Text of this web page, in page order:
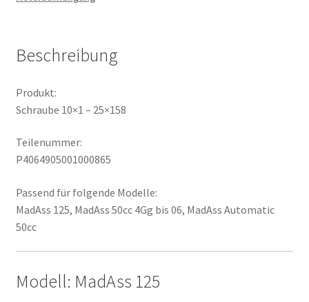
Beschreibung
Produkt:
Schraube 10×1 – 25×158
Teilenummer:
P4064905001000865
Passend für folgende Modelle:
MadAss 125, MadAss 50cc 4Gg bis 06, MadAss Automatic
50cc
Modell: MadAss 125